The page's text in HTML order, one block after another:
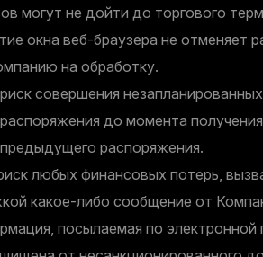
могут не дойти до торгового
окна веб-браузера не отменяет
на обработку.
совершения
до момента
распоряжения.
любых финансовых потерь,
какое-либо сообщение от
посылаемая по электронной